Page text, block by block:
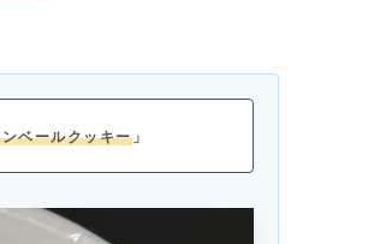
ベールクッキー」